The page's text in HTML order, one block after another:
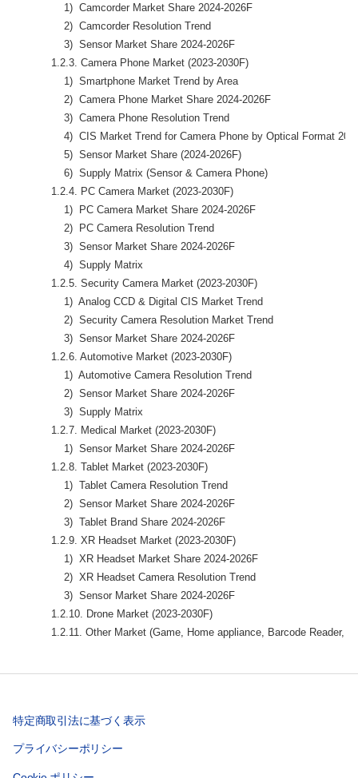
                1)  Camcorder Market Share 2024-2026F
                2)  Camcorder Resolution Trend
                3)  Sensor Market Share 2024-2026F
            1.2.3. Camera Phone Market (2023-2030F)
                1)  Smartphone Market Trend by Area
                2)  Camera Phone Market Share 2024-2026F
                3)  Camera Phone Resolution Trend
4)  CIS Market Trend for Camera Phone by Optical Format
                5)  Sensor Market Share (2024-2026F)
                6)  Supply Matrix (Sensor & Camera Phone)
            1.2.4. PC Camera Market (2023-2030F)
                1)  PC Camera Market Share 2024-2026F
                2)  PC Camera Resolution Trend
                3)  Sensor Market Share 2024-2026F
                4)  Supply Matrix
            1.2.5. Security Camera Market (2023-2030F)
                1)  Analog CCD & Digital CIS Market Trend
                2)  Security Camera Resolution Market Trend
                3)  Sensor Market Share 2024-2026F
            1.2.6. Automotive Market (2023-2030F)
                1)  Automotive Camera Resolution Trend
                2)  Sensor Market Share 2024-2026F
                3)  Supply Matrix
            1.2.7. Medical Market (2023-2030F)
                1)  Sensor Market Share 2024-2026F
            1.2.8. Tablet Market (2023-2030F)
                1)  Tablet Camera Resolution Trend
                2)  Sensor Market Share 2024-2026F
                3)  Tablet Brand Share 2024-2026F
            1.2.9. XR Headset Market (2023-2030F)
                1)  XR Headset Market Share 2024-2026F
                2)  XR Headset Camera Resolution Trend
                3)  Sensor Market Share 2024-2026F
            1.2.10. Drone Market (2023-2030F)
1.2.11. Other Market (Game, Home appliance, Barcode Reader,
特定商取引法に基づく表示
プライバシーポリシー